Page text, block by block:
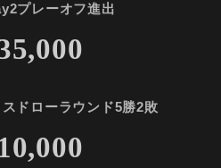
プレーオフ進出
ドローラウンド5勝2敗